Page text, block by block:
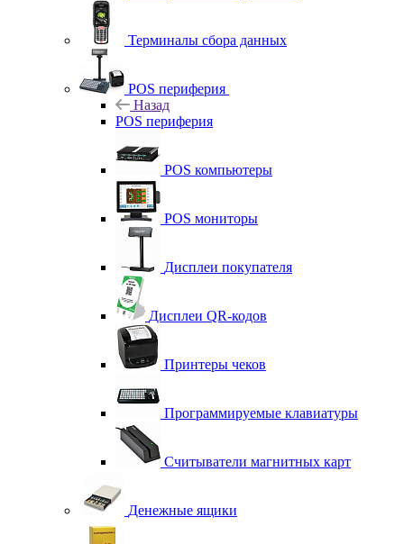
Терминалы сбора данных
POS периферия
Назад
POS периферия
POS компьютеры
POS мониторы
Дисплеи покупателя
Дисплеи QR-кодов
Принтеры чеков
Программируемые клавиатуры
Считыватели магнитных карт
Денежные ящики